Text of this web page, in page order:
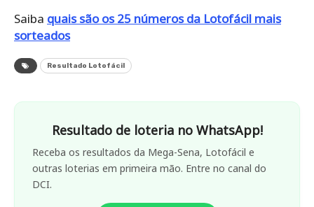
Saiba quais são os 25 números da Lotofácil mais
sorteados
Resultado Lotofácil
Resultado de loteria no WhatsApp!
Receba os resultados da Mega-Sena, Lotofácil e
outras loterias em primeira mão. Entre no canal do
DCI.